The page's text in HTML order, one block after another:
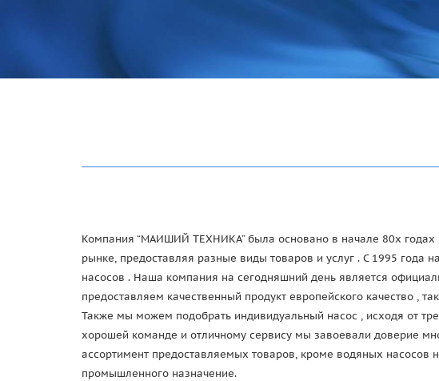
Компания “МАИШИЙ ТЕХНИКА” была основано в начале 80х годах
рынке, предоставляя разные виды товаров и услуг . С 1995 года
насосов . Наша компания на сегодняшний день является
предоставляем качественный продукт европейского качество ,
Также мы можем подобрать индивидуальный насос , исходя от
хорошей команде и отличному сервису мы завоевали доверие
ассортимент предоставляемых товаров, кроме водяных
промышленного назначение.